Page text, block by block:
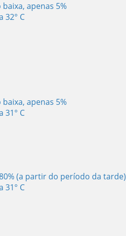
apenas 5%
32° C
apenas 5%
31° C
(a partir do período da tarde)
31° C